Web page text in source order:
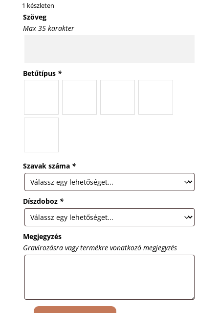
1 készleten
Szöveg
Max 35 karakter
Betűtípus *
Szavak száma *
Díszdoboz *
Megjegyzés
Gravírozásra vagy termékre vonatkozó megjegyzés